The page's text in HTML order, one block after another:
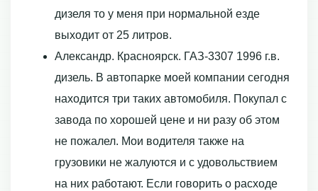
дизеля то у меня при нормальной езде
выходит от 25 литров.
Александр. Красноярск. ГАЗ-3307 1996 г.в.
дизель. В автопарке моей компании сегодня
находится три таких автомобиля. Покупал с
завода по хорошей цене и ни разу об этом
не пожалел. Мои водителя также на
грузовики не жалуются и с удовольствием
на них работают. Если говорить о расходе